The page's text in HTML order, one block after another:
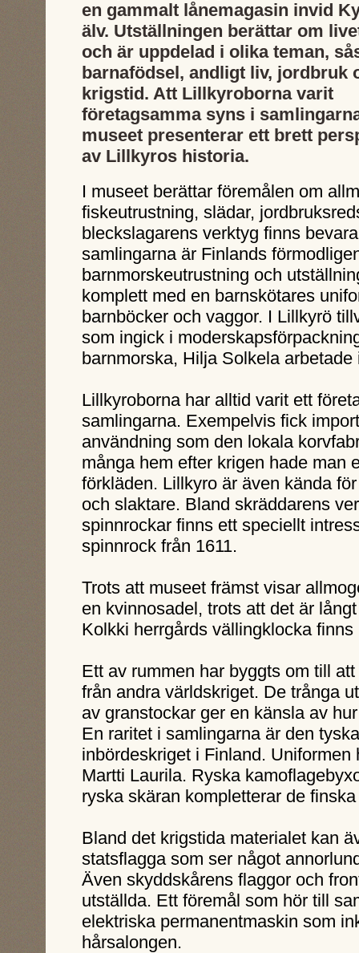
en gammalt lånemagasin invid
älv. Utställningen berättar om
och är uppdelad i olika teman,
barnafödsel, andligt liv, jordbruk
krigstid. Att Lillkyroborna varit
företagsamma syns i
museet presenterar ett brett
av Lillkyros historia.
I museet berättar föremålen om
fiskeutrustning, slädar,
bleckslagarens verktyg finns
samlingarna är Finlands
barnmorskeutrustning och
komplett med en barnskötares
barnböcker och vaggor. I Lillkyrö
som ingick i
barnmorska, Hilja Solkela
Lillkyroborna har alltid varit ett
samlingarna. Exempelvis fick
användning som den lokala
många hem efter krigen hade man
förkläden. Lillkyro är även kända
och slaktare. Bland skräddarens
spinnrockar finns ett speciellt
spinnrock från 1611.
Trots att museet främst visar
en kvinnosadel, trots att det är
Kolkki herrgårds vällingklocka
Ett av rummen har byggts om till
från andra världskriget. De trånga
av granstockar ger en känsla av
En raritet i samlingarna är den
inbördeskriget i Finland.
Martti Laurila. Ryska
ryska skäran kompletterar de
Bland det krigstida materialet kan
statsflagga som ser något
Även skyddskårens flaggor och
utställda. Ett föremål som hör till
elektriska permanentmaskin som
hårsalongen.